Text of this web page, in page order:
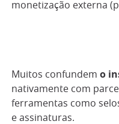
monetização externa
Muitos confundem o
nativamente com
ferramentas como
e assinaturas.